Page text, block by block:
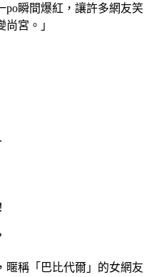
po瞬間爆紅，讓許多網友笑
宮。」
暱稱「巴比代爾」的女網友